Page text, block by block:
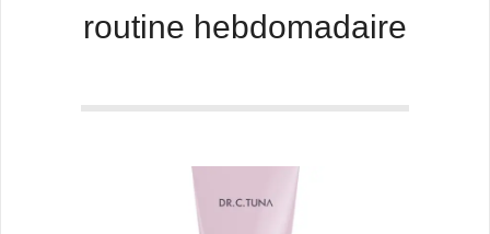
routine hebdomadaire